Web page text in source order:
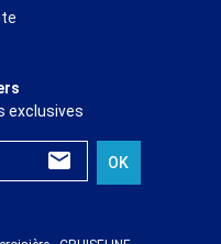
exclusives
OK